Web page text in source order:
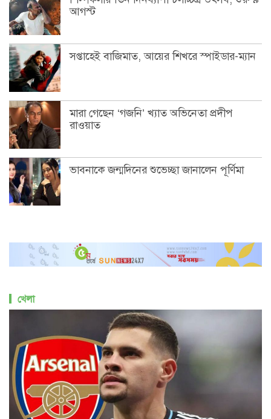
আগস্ট
সপ্তাহেই বাজিমাত, আয়ের শিখরে স্পাইডার-ম্যান
মারা গেছেন ‘গজনি’ খ্যাত অভিনেতা প্রদীপ
রাওয়াত
ভাবনাকে জন্মদিনের শুভেচ্ছা জানালেন পূর্ণিমা
খেলা